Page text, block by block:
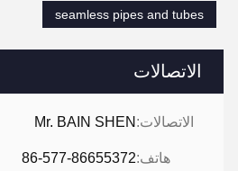
الاتصالات
الاتصالات: Mr. BAIN SHEN
هاتف:86-577-86655372
seamless pipes and tubes